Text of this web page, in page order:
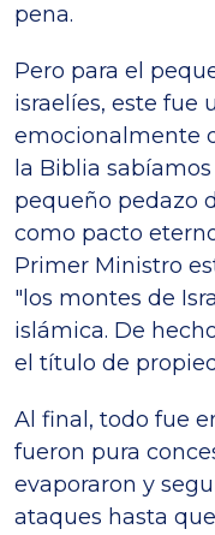
pena.
Pero para el
israelíes, este fue
emocionalmente
la Biblia
pequeño pedazo
como pacto
Primer Ministro
"los montes de
islámica. De
el título de
Al final, todo fue
fueron pura
evaporaron y
ataques hasta